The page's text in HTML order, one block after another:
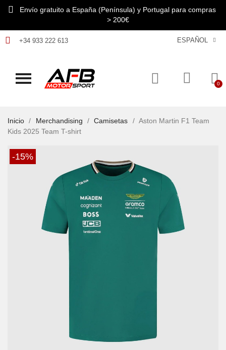
Envío gratuito a España (Península) y Portugal para compras
> 200€
+34 933 222 613 ESPAÑOL
Inicio Merchandising Camisetas
Aston Martin F1 Team
Kids 2025 Team T-shirt
-15%